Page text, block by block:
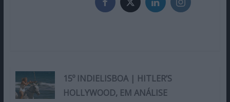
15º INDIELISBOA | HITLER’S
HOLLYWOOD, EM ANÁLISE